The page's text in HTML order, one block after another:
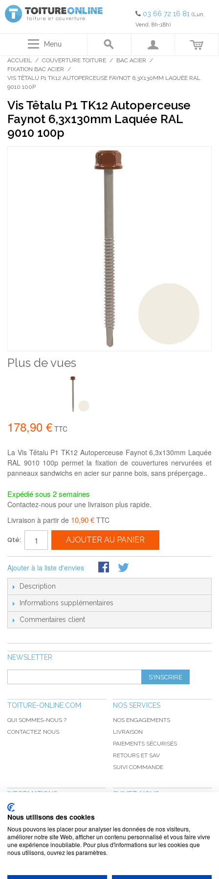
03 66 72 16 81 (Lun.
Vend. 8h-18h)
Menu
ACCUEIL / COUVERTURE TOITURE / BAC ACIER /
FIXATION BAC ACIER /
VIS TÊTALU P1 TK12 AUTOPERCEUSE FAYNOT 6,3X130MM LAQUÉE RAL
9010 100P
Vis Têtalu P1 TK12 Autoperceuse
Faynot 6,3x130mm Laquée RAL
9010 100p
Plus de vues
178,90 € TTC
La Vis Têtalu P1 TK12 Autoperceuse Faynot 6,3x130mm Laquée
RAL 9010 100p permet la fixation de couvertures nervurées et
panneaux sandwichs en acier sur panne bois, sans préperçage..
Expédié sous 2 semaines
Contactez-nous pour une livraison plus rapide.
Livraison à partir de 10,90 € TTC
Qté: AJOUTER AU PANIER
Ajouter à la liste d'envies
Description
Informations supplémentaires
Commentaires client
NEWSLETTER
S'INSCRIRE
TOITURE-ONLINE.COM
QUI SOMMES-NOUS ?
CONTACTEZ NOUS
NOS SERVICES
NOS ENGAGEMENTS
LIVRAISON
PAIEMENTS SÉCURISÉS
RETOURS ET SAV
SUIVI COMMANDE
INFORMATIONS
NOUVEAUTÉS
PROMOTIONS
CGV
CONFIDENTIALITÉ
MENTIONS LÉGALES
SUIVEZ-NOUS
NOTRE BLOG
Nous utilisons des cookies
Nous pouvons les placer pour analyser les données de nos visiteurs,
améliorer notre site Web, afficher un contenu personnalisé et vous faire vivre
une expérience inoubliable. Pour plus d'informations sur les cookies que
nous utilisons, ouvrez les paramètres.